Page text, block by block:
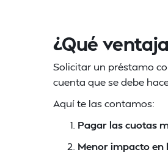
¿Qué
Solicitar un préstamo
cuenta que se debe
Aquí te las contamos:
Pagar las cuotas
Menor impacto en